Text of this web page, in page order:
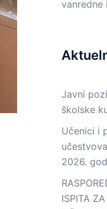
vanredne
Javni
školske
Učenici i
2026.
ISPITA